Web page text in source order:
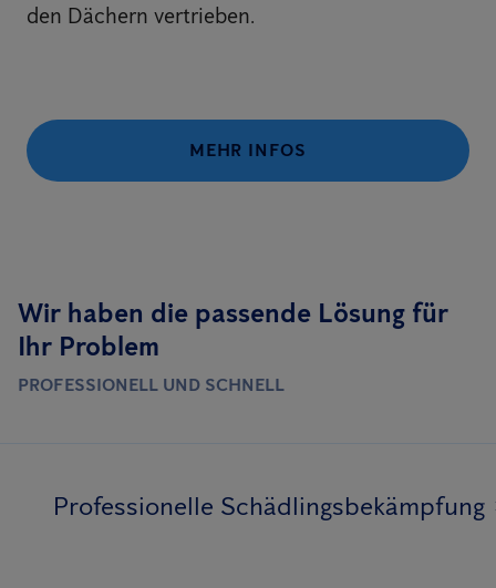
den Dächern vertrieben.
MEHR INFOS
Wir haben die passende Lösung für
Ihr Problem
PROFESSIONELL UND SCHNELL
Professionelle Schädlingsbekämpfung